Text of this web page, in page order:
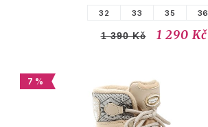
32 33 35 36
1 390 Kč 1 290 Kč
7 %